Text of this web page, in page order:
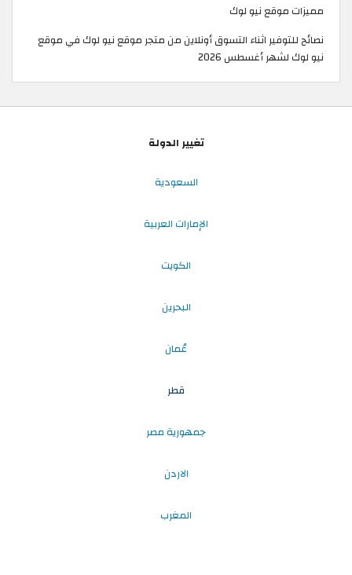
مميزات موقع نيو لوك
نصائح للتوفير اثناء التسوق أونلاين من متجر موقع نيو لوك في موقع
نيو لوك لشهر أغسطس 2026
تغيير الدولة
السعودية
الإمارات العربية
الكويت
البحرين
عُمان
قطر
جمهورية مصر
الاردن
المغرب